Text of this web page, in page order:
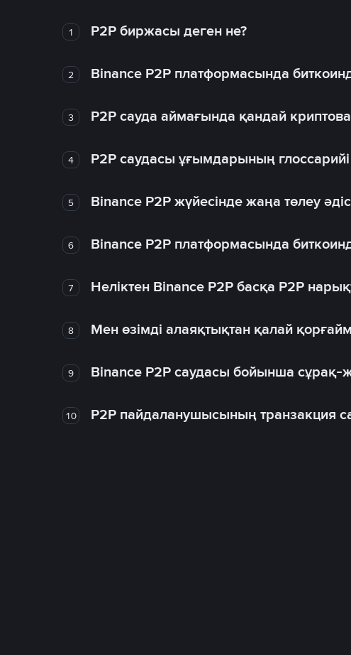
1 P2P биржасы деген не?
2 Binance P2P платформасында
3 P2P сауда аймағында қандай
4 P2P саудасы ұғымдарының глоссарийі
5 Binance P2P жүйесінде жаңа төлеу
6 Binance P2P платформасында
7 Неліктен Binance P2P басқа P2P
8 Мен өзімді алаяқтықтан қалай
9 Binance P2P саудасы бойынша сұрақ-
10 P2P пайдаланушысының транзакция